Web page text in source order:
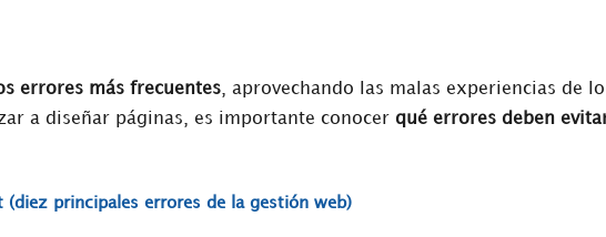
errores más frecuentes , aprovechando las malas experiencias de
a diseñar páginas, es importante conocer qué errores deben
(diez principales errores de la gestión web)